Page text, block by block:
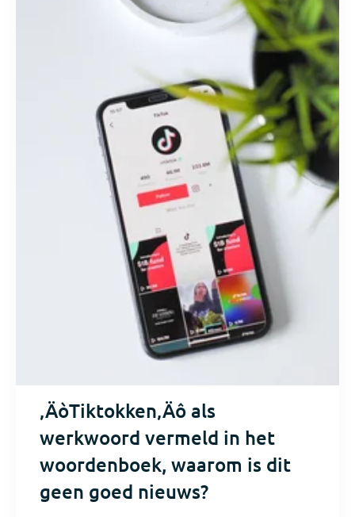
‚ÄòTiktokken‚Äô als
werkwoord vermeld in het
woordenboek, waarom is dit
geen goed nieuws?